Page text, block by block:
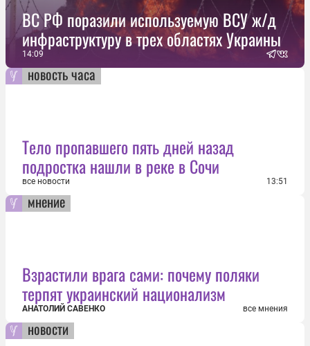
ВС РФ поразили используемую ВСУ ж/д
инфраструктуру в трех областях Украины
14:09
новость часа
Тело пропавшего пять дней назад
подростка нашли в реке в Сочи
все новости 13:51
мнение
Взрастили врага сами: почему поляки
терпят украинский национализм
АНАТОЛИЙ САВЕНКО все мнения
новости